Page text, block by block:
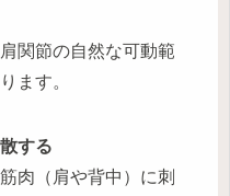
関節の自然な可動範
ます。
する
肉（肩や背中）に刺